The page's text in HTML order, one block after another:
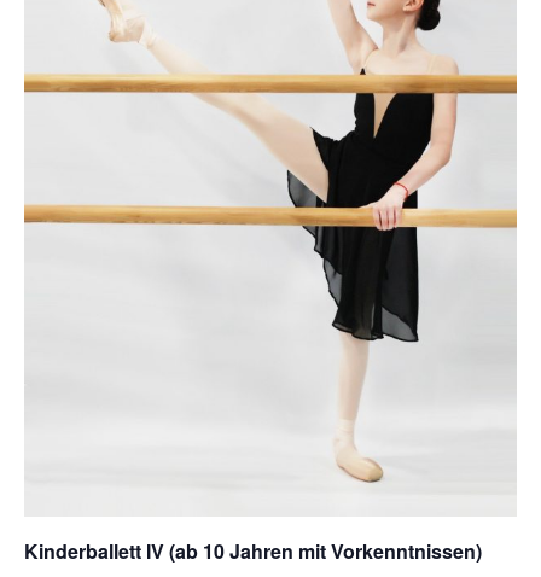
Kinderballett IV (ab 10 Jahren mit Vorkenntnissen)